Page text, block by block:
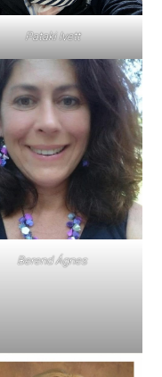
Pataki Ivett
Berend Ágnes